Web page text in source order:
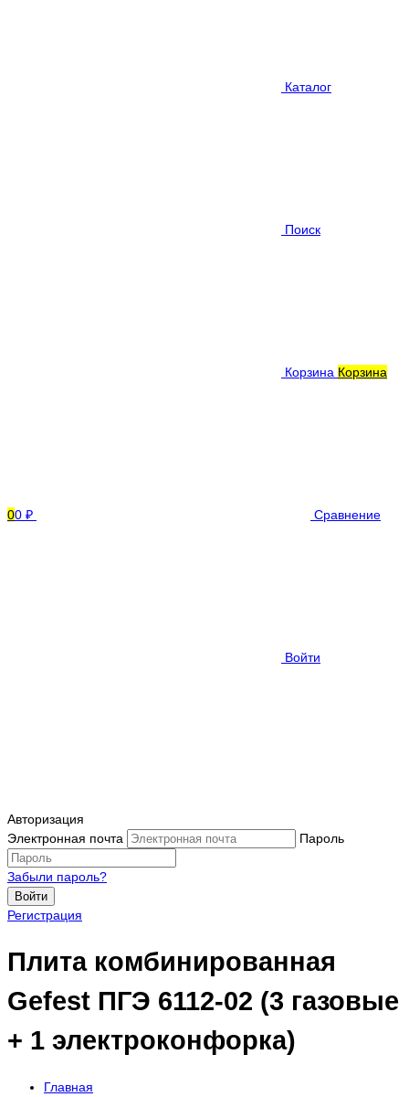
Каталог
Поиск
Корзина Корзина
00 ₽ Сравнение
Войти
Авторизация
Электронная почта
Пароль
Забыли пароль?
Войти
Регистрация
Плита комбинированная
Gefest ПГЭ 6112-02 (3 газовые
+ 1 электроконфорка)
Главная